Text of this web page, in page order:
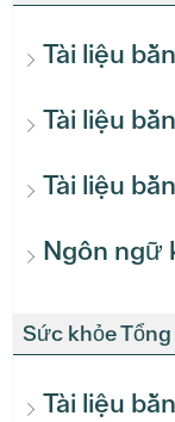
Tài liệu
Tài liệu
Tài liệu
Ngôn ngữ
Sức khỏe
Tài liệu